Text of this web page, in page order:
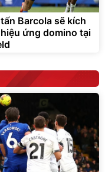
Barcola sẽ kích
ứng domino tại